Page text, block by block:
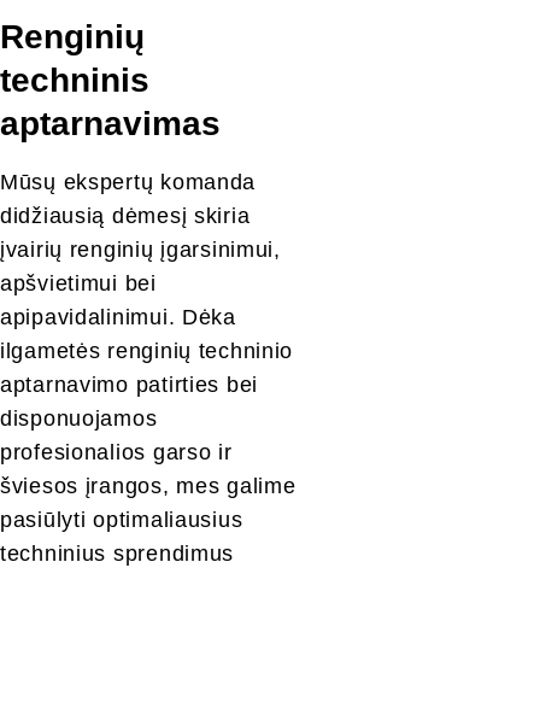
Renginių
techninis
aptarnavimas
Mūsų ekspertų komanda
didžiausią dėmesį skiria
įvairių renginių įgarsinimui,
apšvietimui bei
apipavidalinimui. Dėka
ilgametės renginių techninio
aptarnavimo patirties bei
disponuojamos
profesionalios garso ir
šviesos įrangos, mes galime
pasiūlyti optimaliausius
techninius sprendimus